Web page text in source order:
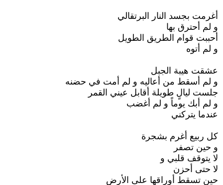
أغرمت بجسد النار البرتقالي
و لم أحترق بها
أحببت قوام الطريق الطويل
و لم أتوه
عشقت هيبة الجبل
و لم أسقط من أعاليه و لم أمت في حضنه
جلست ليالٍ طويلة أقابل عيني القمر
و لم أبك يوماً و لم أغضب
عندما يتركني
كل ربيع أغرم بشجرة
و حين تصفر
لا يتوقف قلبي و
لا حتى أحزن
حين تسقط أوراقها على الأرض